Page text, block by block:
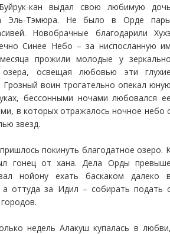
кан выдал свою любимую
Эль-Тэмюра. Не было в Орде
Новобрачные благодарили
Синее Небо – за ниспосланную
прожили молодые у
озера, освещая любовью эти
Грозный воин трогательно опекал
бессонными ночами любовался
в которых отражалось ночное небо
звезд.
покинуть благодатное озеро.
гонец от хана. Дела Орды
нойону ехать баскаком далеко
а оттуда за Идил – собирать подать
недель Алакуш купалась в